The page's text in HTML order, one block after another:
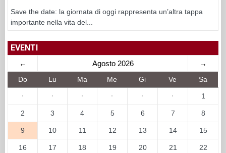
Save the date: la giornata di oggi rappresenta un’altra tappa
importante nella vita del...
EVENTI
← Agosto 2026 →
Do Lu Ma Me Gi Ve Sa
· · · · · · 1
2 3 4 5 6 7 8
9 10 11 12 13 14 15
16 17 18 19 20 21 22